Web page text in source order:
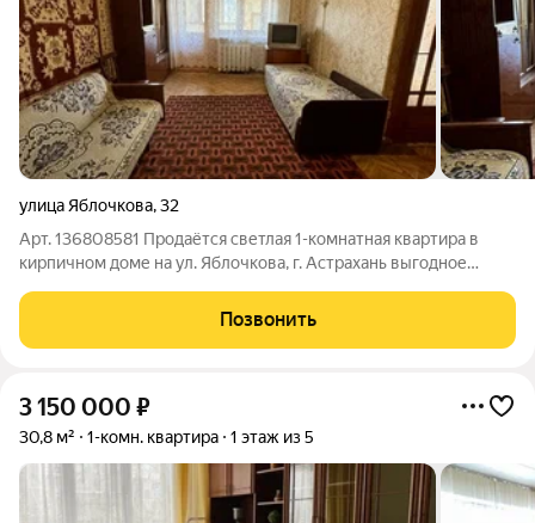
улица Яблочкова,32
Арт. 136808581 Продаётся светлая 1-комнатная квартира в
кирпичном доме на ул. Яблочкова, г. Астрахань выгодное
Чистая прямая продажа: все документы готовы, сделка
пройдет быстро. Возможна
Позвонить
3 150 000 ₽
30,8 м² 1-комн. квартира 1 этаж из 5